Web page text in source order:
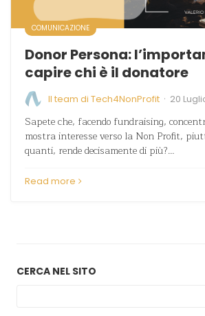
COMUNICAZIONE
Donor Persona:
capire chi è il donatore
Il team di Tech4NonProfit · 20
Sapete che, facendo fundraising,
mostra interesse verso la Non Profit,
quanti, rende decisamente di più?…
Read more
CERCA NEL SITO